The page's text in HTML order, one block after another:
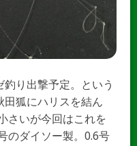
り出撃予定。という
田狐にハリスを結ん
さいが今回はこれを
のダイソー製。0.6号